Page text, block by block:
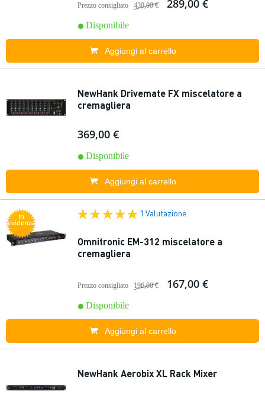
Prezzo consigliato 430,00 € 289,00 €
Disponibile
Aggiungi al carrello
NewHank Drivemate FX miscelatore a
cremagliera
369,00 €
Disponibile
Aggiungi al carrello
In
evidenza
1 Valutazione
Omnitronic EM-312 miscelatore a
cremagliera
Prezzo consigliato 196,00 € 167,00 €
Disponibile
Aggiungi al carrello
NewHank Aerobix XL Rack Mixer